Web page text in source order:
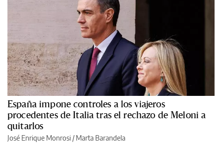
España impone controles a los viajeros
procedentes de Italia tras el rechazo de Meloni a
quitarlos
José Enrique Monrosi / Marta Barandela